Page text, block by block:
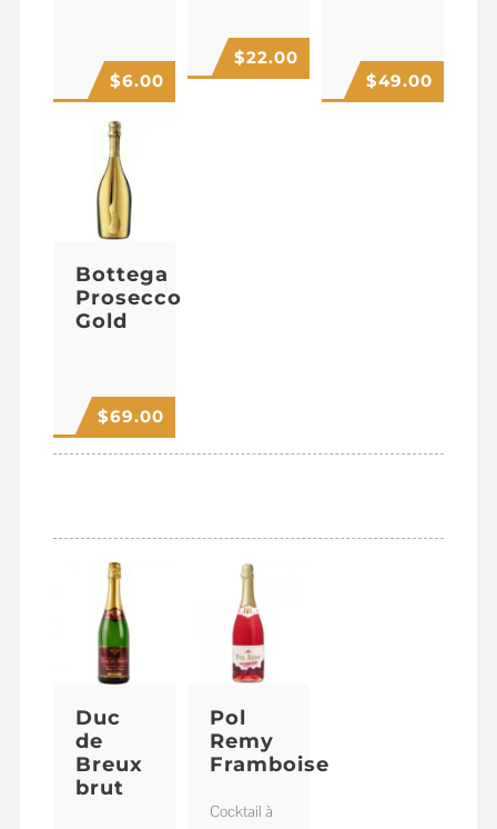
$6.00
$22.00
$49.00
Bottega
Prosecco
Gold
$69.00
Duc
de
Breux
brut
Pol
Remy
Framboise
Cocktail à